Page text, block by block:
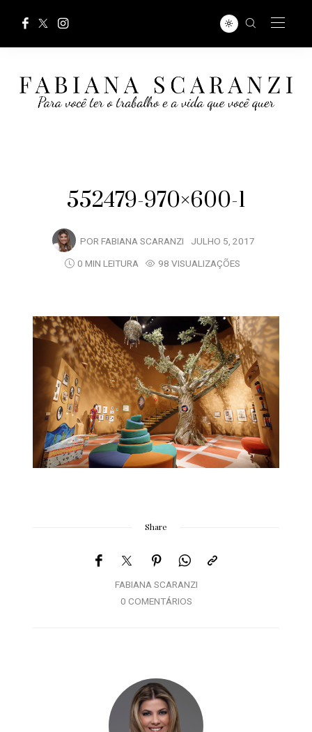
552479-970×600-1
POR FABIANA SCARANZI JULHO 5, 2017
0 MIN LEITURA
98 VISUALIZAÇÕES
Share
FABIANA SCARANZI
0 COMENTÁRIOS